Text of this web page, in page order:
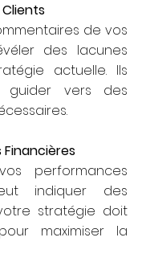
de vos
des lacunes
actuelle. Ils
guider vers des
Financières
performances
indiquer des
stratégie doit
maximiser la